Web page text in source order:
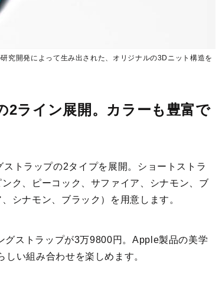
究開発によって生み出された、オリジナルの3Dニット構造を
ライン展開。カラーも豊富で
トラップの2タイプを展開。ショートストラ
ク、ピーコック、サファイア、シナモン、ブ
シナモン、ブラック）を用意します。
ストラップが3万9800円。Apple製品の美学
い組み合わせを楽しめます。